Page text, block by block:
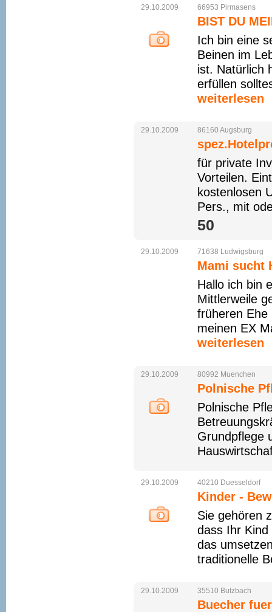
29.10.2009 66953 Pirmasens
BIST DU
Ich bin eine
Beinen im
ist. Natürlich
erfüllen
weiterlesen
29.10.2009 86160 Augsburg
für private
Vorteilen.
kostenlosen
Pers., mit
50 
29.10.2009 71638 Ludwigsburg
Mami sucht
Hallo ich bin
Mittlerweile
früheren Ehe
meinen EX
weiterlesen
29.10.2009 80992 Muenchen
Polnische
Polnische
Grundpflege
29.10.2009 40210 Duesseldorf
Kinder -
Sie gehören
dass Ihr
das
traditionelle
29.10.2009 35510 Butzbach
Buecher